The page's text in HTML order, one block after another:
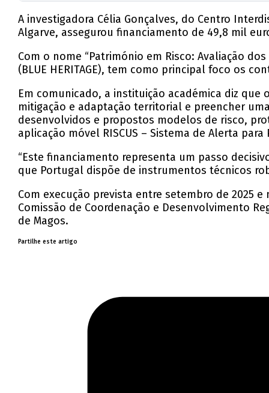
A investigadora Célia Gonçalves, do Centro
Algarve, assegurou financiamento de 49,8 mil
Com o nome “Património em Risco: Avaliação
(BLUE HERITAGE), tem como principal foco os
Em comunicado, a instituição académica diz
mitigação e adaptação territorial e preencher
desenvolvidos e propostos modelos de risco,
aplicação móvel RISCUS – Sistema de Alerta
“Este financiamento representa um passo
que Portugal dispõe de instrumentos técnicos
Com execução prevista entre setembro de 2025
Comissão de Coordenação e Desenvolvimento
de Magos.
Partilhe este artigo